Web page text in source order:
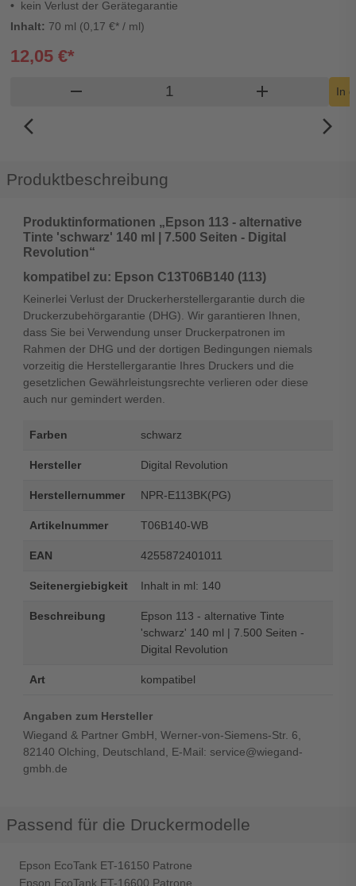
kein Verlust der Gerätegarantie
Inhalt: 70 ml (0,17 €* / ml)
12,05 €*
remove Produkt Warenkorb Menge
add In
arrow_back_ios_new arrow_forward_ios
Produktbeschreibung
Produktinformationen „Epson 113 - alternative
Tinte 'schwarz' 140 ml | 7.500 Seiten - Digital
Revolution“
kompatibel zu: Epson C13T06B140 (113)
Keinerlei Verlust der Druckerherstellergarantie durch die
Druckerzubehörgarantie (DHG). Wir garantieren Ihnen,
dass Sie bei Verwendung unser Druckerpatronen im
Rahmen der DHG und der dortigen Bedingungen niemals
vorzeitig die Herstellergarantie Ihres Druckers und die
gesetzlichen Gewährleistungsrechte verlieren oder diese
auch nur gemindert werden.
Farben schwarz
Hersteller Digital Revolution
Herstellernummer NPR-E113BK(PG)
Artikelnummer T06B140-WB
EAN 4255872401011
Seitenergiebigkeit Inhalt in ml: 140
Beschreibung
Epson 113 - alternative Tinte
'schwarz' 140 ml | 7.500 Seiten -
Digital Revolution
Art kompatibel
Angaben zum Hersteller
Wiegand & Partner GmbH, Werner-von-Siemens-Str. 6,
82140 Olching, Deutschland, E-Mail: service@wiegand-
gmbh.de
Passend für die Druckermodelle
Epson EcoTank ET-16150 Patrone
Epson EcoTank ET-16600 Patrone